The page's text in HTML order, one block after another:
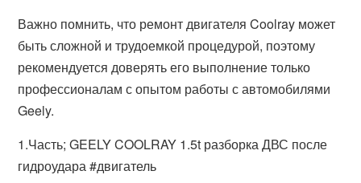
Важно помнить, что ремонт двигателя Coolray может
быть сложной и трудоемкой процедурой, поэтому
рекомендуется доверять его выполнение только
профессионалам с опытом работы с автомобилями
Geely.
1.Часть; GEELY COOLRAY 1.5t разборка ДВС после
гидроудара #двигатель